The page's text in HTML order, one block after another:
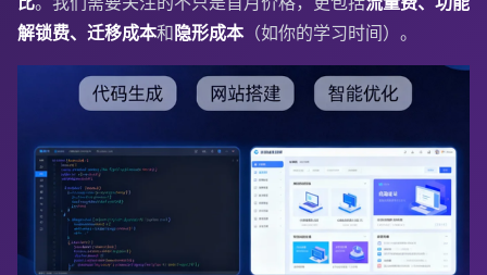
解锁费、迁移成本和隐形成本 （如你的学习时间）。